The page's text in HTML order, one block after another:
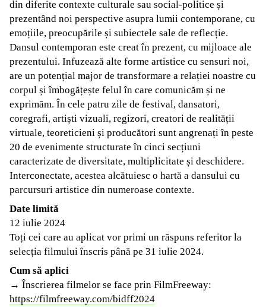
din diferite contexte culturale sau social-politice și
prezentând noi perspective asupra lumii contemporane, cu
emoțiile, preocupările și subiectele sale de reflecție.
Dansul contemporan este creat în prezent, cu mijloace ale
prezentului. Infuzează alte forme artistice cu sensuri noi,
are un potențial major de transformare a relației noastre cu
corpul și îmbogățește felul în care comunicăm și ne
exprimăm. În cele patru zile de festival, dansatori,
coregrafi, artiști vizuali, regizori, creatori de realității
virtuale, teoreticieni și producători sunt angrenați în peste
20 de evenimente structurate în cinci secțiuni
caracterizate de diversitate, multiplicitate și deschidere.
Interconectate, acestea alcătuiesc o hartă a dansului cu
parcursuri artistice din numeroase contexte.
Date limită
12 iulie 2024
Toți cei care au aplicat vor primi un răspuns referitor la
selecția filmului înscris până pe 31 iulie 2024.
Cum să aplici
→ Înscrierea filmelor se face prin FilmFreeway:
https://filmfreeway.com/bidff2024